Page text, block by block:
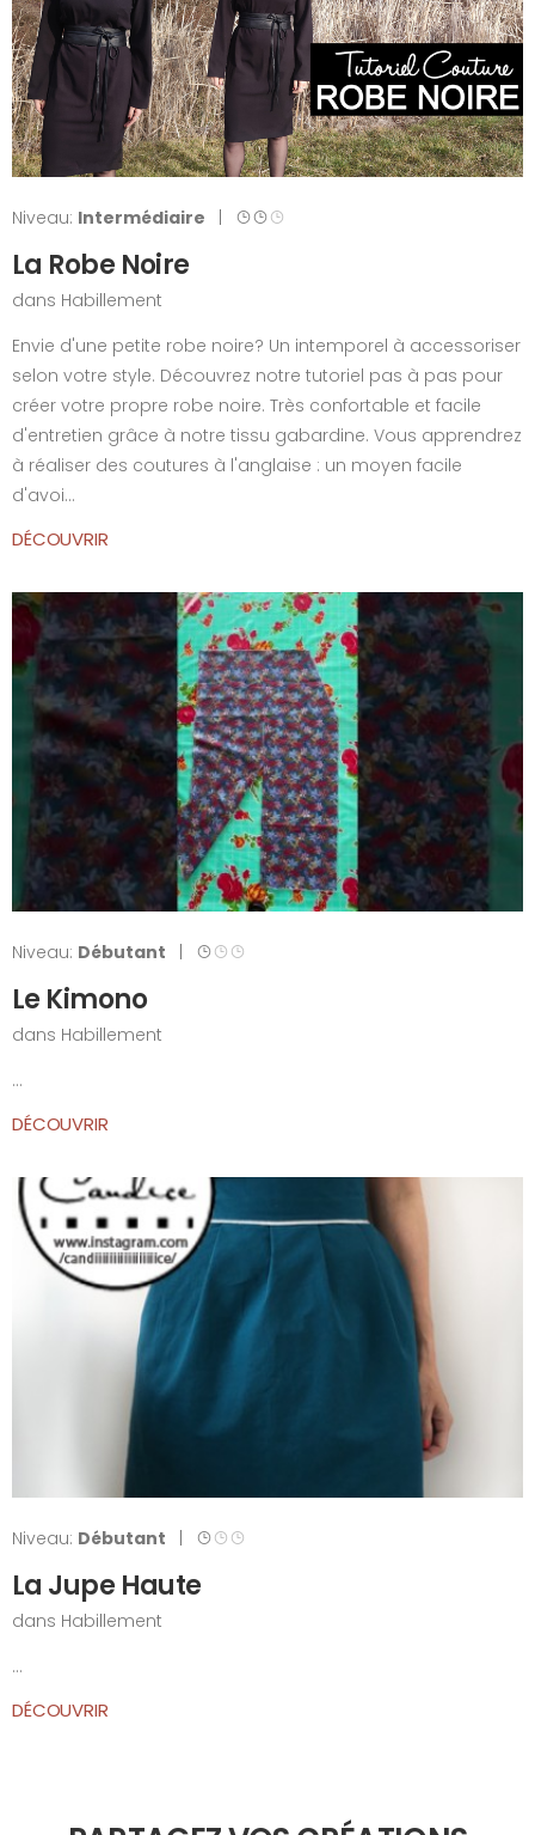
Niveau: Intermédiaire |
La Robe Noire
dans Habillement
Envie d'une petite robe noire? Un intemporel à accessoriser
selon votre style. Découvrez notre tutoriel pas à pas pour
créer votre propre robe noire. Très confortable et facile
d'entretien grâce à notre tissu gabardine. Vous apprendrez
à réaliser des coutures à l'anglaise : un moyen facile
d'avoi...
DÉCOUVRIR
Niveau: Débutant
Le Kimono
dans Habillement
...
DÉCOUVRIR
Niveau: Débutant |
La Jupe Haute
dans Habillement
...
DÉCOUVRIR